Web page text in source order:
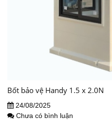
Bốt bảo vệ Handy 1.5 x 2.0N
24/08/2025
Chưa có bình luận